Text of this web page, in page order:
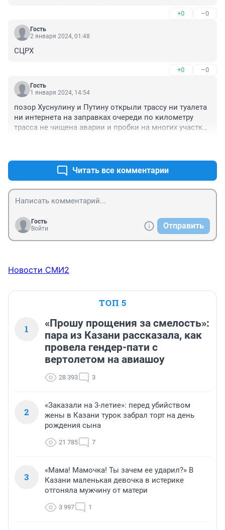
+0 –0
Гость
2 января 2024, 01:48
СЦРХ
+0 –0
Гость
1 января 2024, 14:54
позор Хуснулину и Путину открыли трассу ни туалета
ни интернета на заправках очереди по километру
трасса не чищена аварии и пробки на многих участках
Читать все комментарии
Гость
Войти
Отправить
Новости СМИ2
ТОП 5
1
«Прошу прощения за смелость»:
пара из Казани рассказала, как
провела гендер-пати с
вертолетом на авиашоу
28 393 3
2
«Заказали на 3-летие»: перед убийством
жены в Казани турок забрал торт на день
рождения сына
21 785 7
3
«Мама! Мамочка! Ты зачем ее ударил?» В
Казани маленькая девочка в истерике
отгоняла мужчину от матери
3 997 1